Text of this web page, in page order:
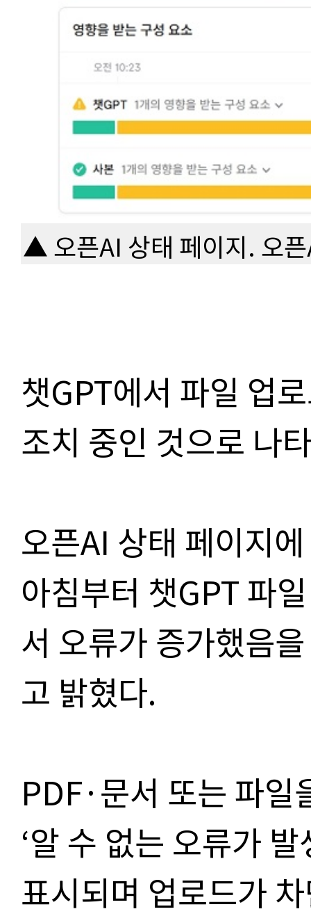
▲ 오픈AI 상태 페이지. 오
챗GPT에서 파일 업
조치 중인 것으로 나
오픈AI 상태 페이지
아침부터 챗GPT파
서 오류가 증가했음
고 밝혔다.
PDF·문서 또는 파일
‘알 수 없는 오류가
표시되며 업로드가